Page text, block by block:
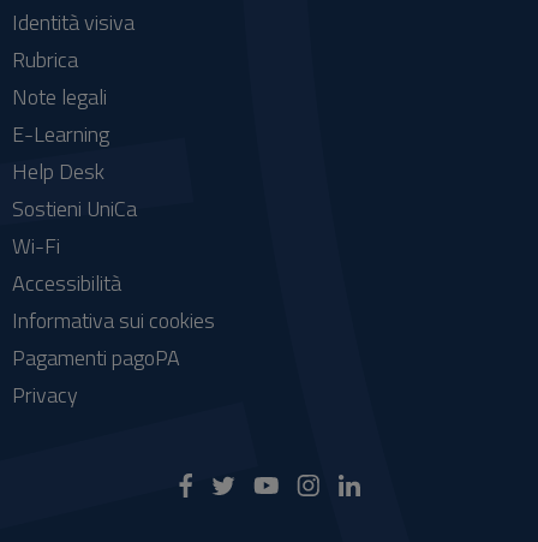
Identità visiva
Rubrica
Note legali
E-Learning
Help Desk
Sostieni UniCa
Wi-Fi
Accessibilità
Informativa sui cookies
Pagamenti pagoPA
Privacy